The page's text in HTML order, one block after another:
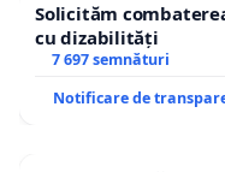
Solicităm
cu dizabilități
7 697 semnături
Notificare de